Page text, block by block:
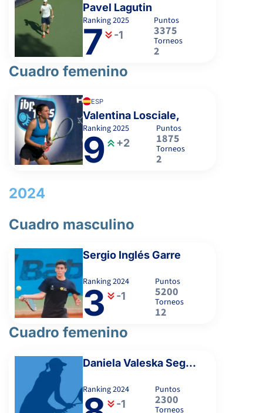
Pavel Lagutin
Ranking2025
7 -1
Puntos
3375
Torneos
2
Cuadro femenino
ESP
Valentina Losciale,
Ranking2025
9 +2
Puntos
1875
Torneos
2
2024
Cuadro masculino
Sergio Inglés Garre
Ranking2024
3 -1
Puntos
5200
Torneos
12
Cuadro femenino
Daniela Valeska Seguel Carvajal
Ranking2024
-1
Puntos
2300
Torneos